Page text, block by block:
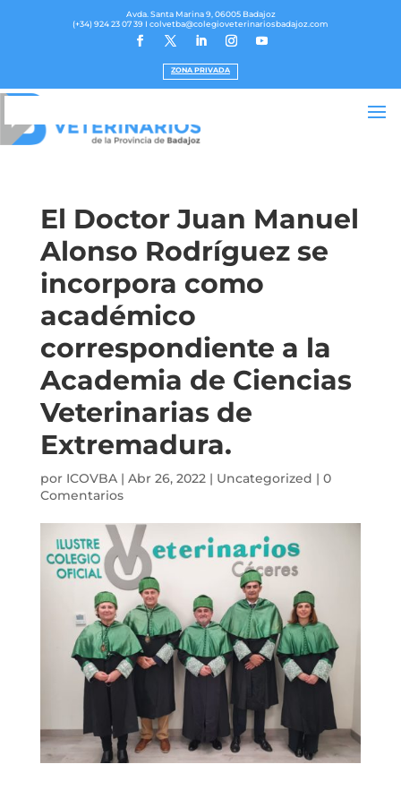
Avda. Santa Marina 9, 06005 Badajoz
(+34) 924 23 07 39 I colvetba@colegioveterinariosbadajoz.com
ZONA PRIVADA
El Doctor Juan Manuel
Alonso Rodríguez se
incorpora como
académico
correspondiente a la
Academia de Ciencias
Veterinarias de
Extremadura.
por ICOVBA| Abr 26, 2022 | Uncategorized | 0
Comentarios